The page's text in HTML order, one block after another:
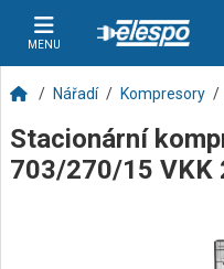
MENU
Nářadí Kompresory
Stacionární
703/270/15